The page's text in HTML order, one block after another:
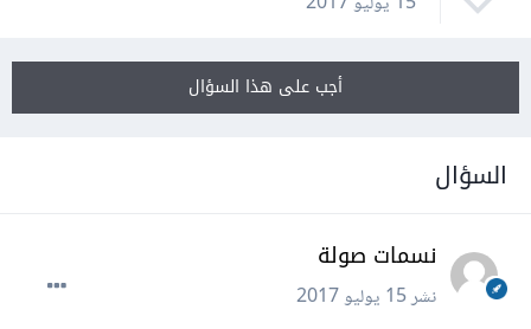
أجب على هذا السؤال
السؤال
نسمات صولة
نشر15 يوليو 2017